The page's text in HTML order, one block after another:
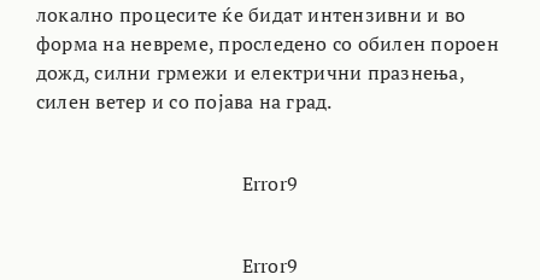
локално процесите ќе бидат интензивни и во
форма на невреме, проследено со обилен пороен
дожд, силни грмежи и електрични празнења,
силен ветер и со појава на град.
Error9
Error9